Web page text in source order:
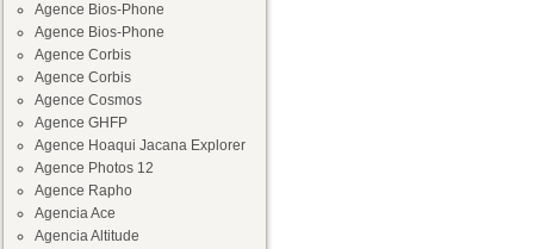
Agence Bios-Phone
Agence Bios-Phone
Agence Corbis
Agence Corbis
Agence Cosmos
Agence GHFP
Agence Hoaqui Jacana Explorer
Agence Photos 12
Agence Rapho
Agencia Ace
Agencia Altitude